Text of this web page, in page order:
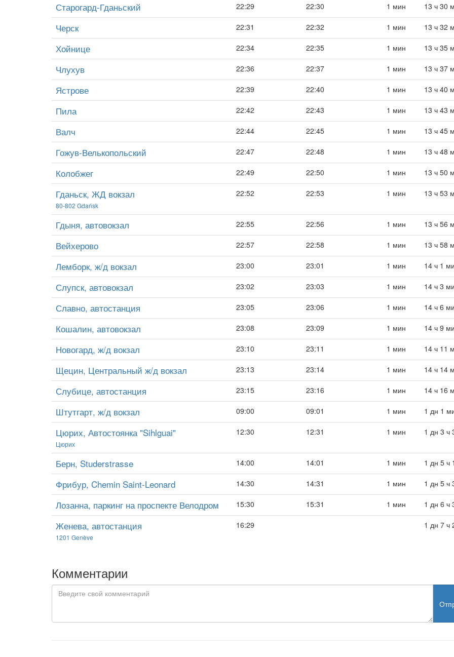
Старогард-Гданьский 22:29 22:30 1 мин 13 ч 30
Черск 22:31 22:32 1 мин 13 ч 32
Хойнице 22:34 22:35 1 мин 13 ч 35
Члухув 22:36 22:37 1 мин 13 ч 37
Ястрове 22:39 22:40 1 мин 13 ч 40
Пила 22:42 22:43 1 мин 13 ч 43
Валч 22:44 22:45 1 мин 13 ч 45
Гожув-Велькопольский 22:47 22:48 1 мин 13 ч 48
Колобжег 22:49 22:50 1 мин 13 ч 50
Гданьск, ЖД вокзал
80-802 Gdańsk
22:52 22:53 1 мин 13 ч 53
Гдыня, автовокзал 22:55 22:56 1 мин 13 ч 56
Вейхерово 22:57 22:58 1 мин 13 ч 58
Лемборк, ж/д вокзал 23:00 23:01 1 мин 14 ч 1
Слупск, автовокзал 23:02 23:03 1 мин 14 ч 3
Славно, автостанция 23:05 23:06 1 мин 14 ч 6
Кошалин, автовокзал 23:08 23:09 1 мин 14 ч 9
Новогард, ж/д вокзал 23:10 23:11 1 мин 14 ч 11
Щецин, Центральный ж/д вокзал 23:13 23:14 1 мин 14 ч 14
Слубице, автостанция 23:15 23:16 1 мин 14 ч 16
Штутгарт, ж/д вокзал 09:00 09:01 1 мин 1 дн 1
Цюрих, Автостоянка "Sihlguai"
Цюрих
12:30 12:31 1 мин 1 дн 3 ч
Берн, Studerstrasse 14:00 14:01 1 мин 1 дн 5 ч
Фрибур, Chemin Saint-Leonard 14:30 14:31 1 мин 1 дн 5 ч
Лозанна, паркинг на проспекте Велодром 15:30 15:31 1 мин 1 дн 6 ч
Женева, автостанция
1201 Genève
16:29 1 дн 7 ч
Комментарии